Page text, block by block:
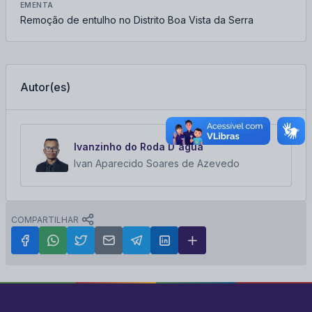
EMENTA
Remoção de entulho no Distrito Boa Vista da Serra
Autor(es)
Ivanzinho do Roda D`água
Ivan Aparecido Soares de Azevedo
COMPARTILHAR